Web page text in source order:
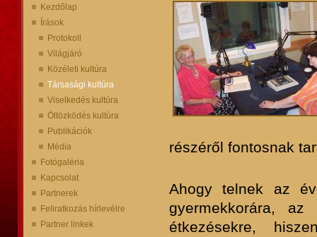
Kezdőlap
Írások
Protokoll
Világjáró
Közéleti kultúra
Társasági kultúra
Viselkedés kultúra
Öltözködés kultúra
Publikációk
Média
Fotógaléria
Kapcsolat
Partnerek
Feliratkozás hírlevélre
Partner linkek
részéről fontosnak
Ahogy telnek az
gyermekkorára,
étkezésekre,